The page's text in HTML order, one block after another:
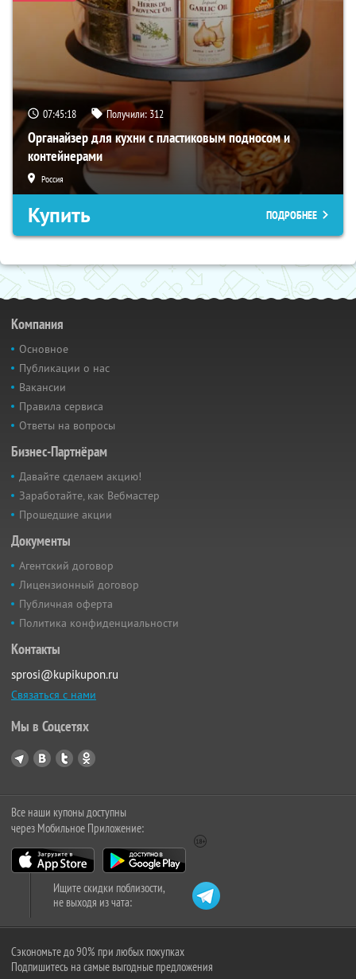
07:45:17 Получили: 312
Органайзер для кухни с пластиковым подносом и
контейнерами
Россия
Купить ПОДРОБНЕЕ
Компания
Основное
Публикации о нас
Вакансии
Правила сервиса
Ответы на вопросы
Бизнес-Партнёрам
Давайте сделаем акцию!
Заработайте, как Вебмастер
Прошедшие акции
Документы
Агентский договор
Лицензионный договор
Публичная оферта
Политика конфиденциальности
Контакты
sprosi@kupikupon.ru
Связаться с нами
Мы в Соцсетях
Все наши купоны доступны
через Мобильное Приложение:
Ищите скидки поблизости,
не выходя из чата:
Сэкономьте до 90% при любых покупках
Подпишитесь на самые выгодные предложения